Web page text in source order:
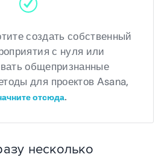
создать собственный
с нуля или
общепризнанные
для проектов Asana,
отсюда.
несколько